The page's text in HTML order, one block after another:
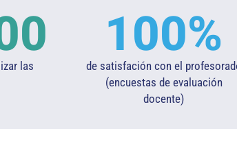
las
de satisfación con el
(encuestas de evaluación
docente)​
100%